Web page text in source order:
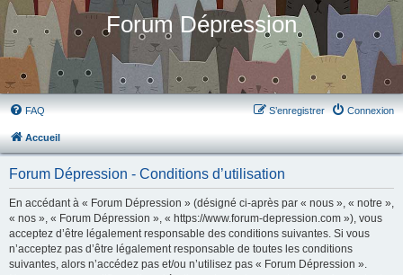
Forum Dépression
FAQ Connexion
S’enregistrer
Accueil
Forum Dépression - Conditions d’utilisation
En accédant à « Forum Dépression » (désigné ci-après par « nous », « notre »,
« nos », « Forum Dépression », « https://www.forum-depression.com »), vous
acceptez d’être légalement responsable des conditions suivantes. Si vous
n’acceptez pas d’être légalement responsable de toutes les conditions
suivantes, alors n’accédez pas et/ou n’utilisez pas « Forum Dépression ».